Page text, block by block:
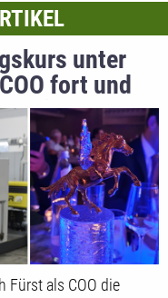
unter
fort und
Oscar
Fürst als COO die